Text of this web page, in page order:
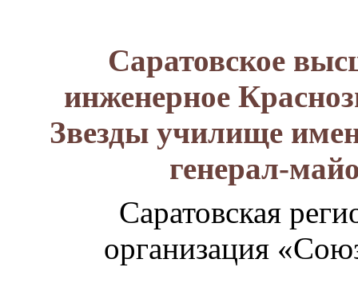
Саратовское
инженерное
Звезды училище
генерал-
Саратовская
организация